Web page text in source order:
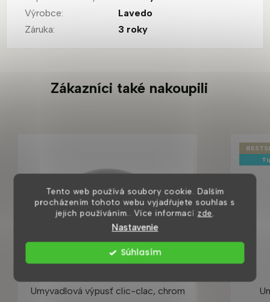
Tento web používá soubory cookie. Dalším
procházením tohoto webu vyjadřujete souhlas s
jejich používáním.. Více informací zde
Nastavenie
Súhlasím
Výrobce:
Lavedo
Záruka: 3 roky
Zákazníci také nakoupili
Umyvadlová výpusť clic-clac, chrom